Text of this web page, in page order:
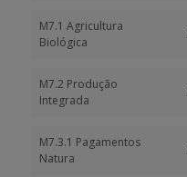
M7.1 Agricultura
Biológica
M7.2 Produção
Integrada
M7.3.1 Pagamentos
Natura